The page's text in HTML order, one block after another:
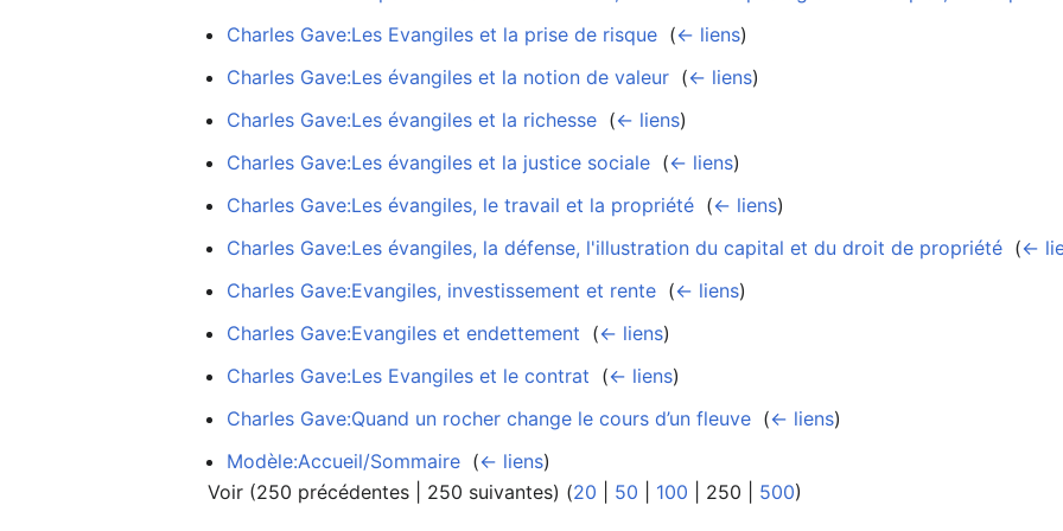
Charles Gave:Les Evangiles et la prise de risque (← liens)
Charles Gave:Les évangiles et la notion de valeur (← liens)
Charles Gave:Les évangiles et la richesse (← liens)
Charles Gave:Les évangiles et la justice sociale (← liens)
Charles Gave:Les évangiles, le travail et la propriété (← liens)
Charles Gave:Les évangiles, la défense, l'illustration du capital et du droit de propriété (←
Charles Gave:Evangiles, investissement et rente (← liens)
Charles Gave:Evangiles et endettement (← liens)
Charles Gave:Les Evangiles et le contrat (← liens)
Charles Gave:Quand un rocher change le cours d’un fleuve (← liens)
Modèle:Accueil/Sommaire (← liens)
Voir (250 précédentes 250 suivantes) (20 50 100 250 500)